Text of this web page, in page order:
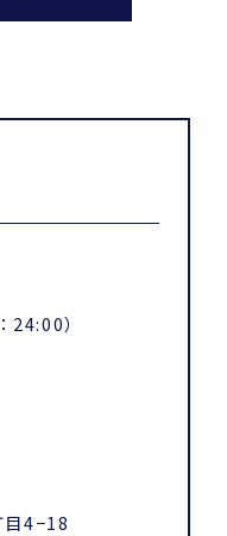
24:00）
目4−18